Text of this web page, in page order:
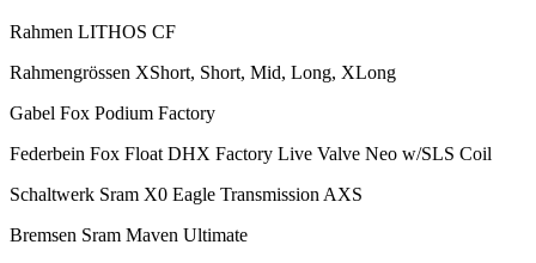
Rahmen LITHOS CF
Rahmengrössen XShort, Short, Mid, Long, XLong
Gabel Fox Podium Factory
Federbein Fox Float DHX Factory Live Valve Neo w/SLS Coil
Schaltwerk Sram X0 Eagle Transmission AXS
Bremsen Sram Maven Ultimate